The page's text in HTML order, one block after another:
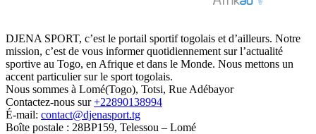
DJENA SPORT, c’est le portail sportif togolais et d’ailleurs. Notre
mission, c’est de vous informer quotidiennement sur l’actualité
sportive au Togo, en Afrique et dans le Monde. Nous mettons un
accent particulier sur le sport togolais.
Nous sommes à Lomé(Togo), Totsi, Rue Adébayor
Contactez-nous sur+22890138994
É-mail: contact@djenasport.tg
Boîte postale : 28BP159, Telessou – Lomé